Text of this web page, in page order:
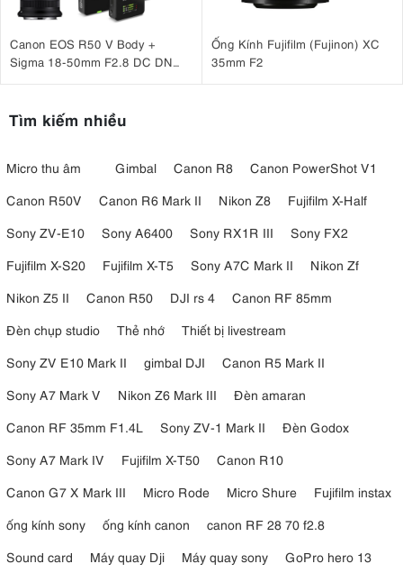
Canon EOS R50 V Body +
Sigma 18-50mm F2.8 DC DN
Ống Kính Fujifilm (Fujinon) XC
35mm F2
Tìm kiếm nhiều
Micro thu âm Gimbal Canon R8
Canon PowerShot V1
Canon R50V
Canon R6 Mark II Nikon Z8
Fujifilm X-Half
Sony ZV-E10
Sony A6400 Sony RX1R III
Sony FX2
Fujifilm X-S20
Fujifilm X-T5 Sony A7C Mark II
Nikon Zf
Nikon Z5 II
Canon R50 DJI rs 4
Canon RF 85mm
Đèn chụp studio
Thẻ nhớ
Thiết bị livestream
Sony ZV E10 Mark II
gimbal DJI
Canon R5 Mark II
Sony A7 Mark V
Nikon Z6 Mark III
Đèn amaran
Canon RF 35mm F1.4L
Sony ZV-1 Mark II
Đèn Godox
Sony A7 Mark IV
Fujifilm X-T50
Canon R10
Canon G7 X Mark III
Micro Rode Micro Shure
Fujifilm instax
ống kính sony
ống kính canon
canon RF 28 70 f2.8
Sound card
Máy quay Dji Máy quay sony
GoPro hero 13